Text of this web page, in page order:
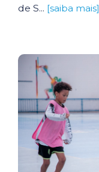
de S... [saiba mais]